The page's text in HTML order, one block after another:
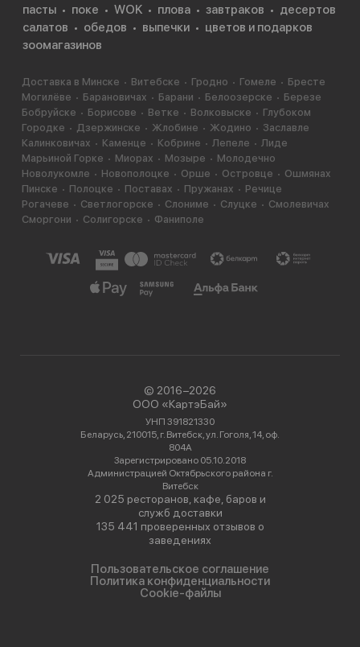
пасты
поке WOK плова завтраков
десертов
салатов
обедов выпечки
цветов и подарков
зоомагазинов
Доставка в Минске Витебске Гродно Гомеле
Бресте
Могилёве
Барановичах Барани Белоозерске
Березе
Бобруйске
Борисове Ветке Волковыске
Глубоком
Городке
Дзержинске Жлобине Жодино
Заславле
Калинковичах
Каменце Кобрине Лепеле
Лиде
Марьиной Горке
Миорах Мозыре
Молодечно
Новолукомле
Новополоцке Орше Островце
Ошмянах
Пинске
Полоцке Поставах Пружанах
Речице
Рогачеве
Светлогорске Слониме Слуцке
Смолевичах
Сморгони
Солигорске Фаниполе
© 2016−2026
ООО «КартэБай»
УНП 391821330
Беларусь, 210015, г. Витебск, ул. Гоголя, 14, оф.
804А
Зарегистрировано 05.10.2018
Администрацией Октябрьского района г.
Витебск
2 025 ресторанов, кафе, баров и
служб доставки
135 441 проверенных отзывов о
заведениях
Пользовательское соглашение
Политика конфиденциальности
Cookie-файлы